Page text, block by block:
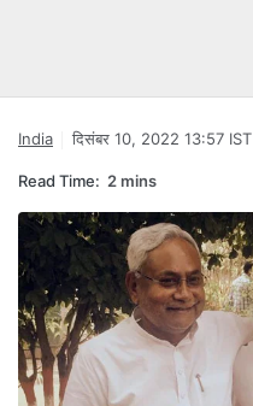
India दिसंबर 10, 2022 13:57 IST
Read Time: 2 mins